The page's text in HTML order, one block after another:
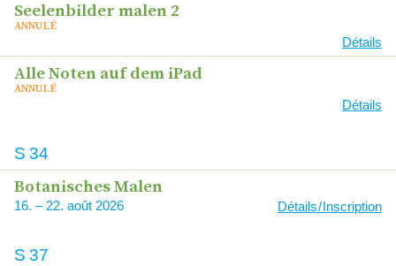
Seelenbilder malen 2
ANNULÉ
Détails
Alle Noten auf dem iPad
ANNULÉ
Détails
S 34
Botanisches Malen
16 – 22 2026 Détails / Inscription
S 37